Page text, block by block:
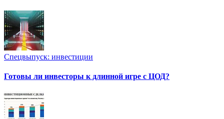
Спецвыпуск: инвестиции
Готовы ли инвесторы к длинной игре с ЦОД?